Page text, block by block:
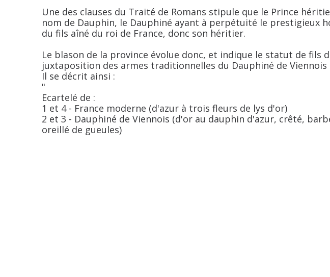
Une des clauses du Traité de Romans stipule que le Prince
nom de Dauphin, le Dauphiné ayant à perpétuité le prestigieux
du fils aîné du roi de France, donc son héritier.
Le blason de la province évolue donc, et indique le statut de fils
juxtaposition des armes traditionnelles du Dauphiné de Viennois
Il se décrit ainsi :
"
Ecartelé de :
1 et 4 - France moderne (d'azur à trois fleurs de lys d'or)
2 et 3 - Dauphiné de Viennois (d'or au dauphin d'azur, crêté,
oreillé de gueules)